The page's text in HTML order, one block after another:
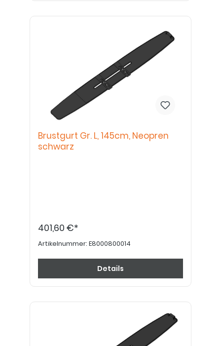
Brustgurt Gr. L, 145cm, Neopren
schwarz
401,60 €*
Artikelnummer: E8000800014
Details